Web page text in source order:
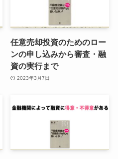
任意売却投資のためのロー
ンの申し込みから審査・融
資の実行まで
2023年3月7日